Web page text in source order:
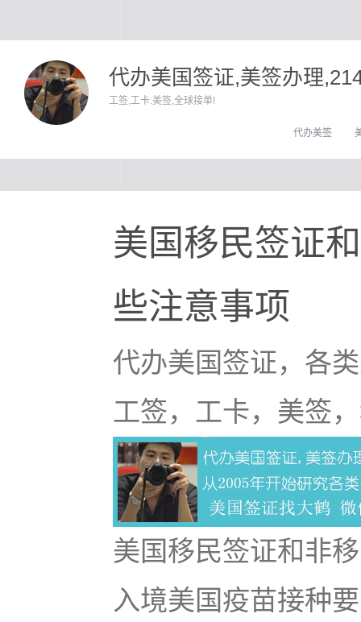
代办美国签证,美签办理
工签,工卡.美签,全球接单!
代办美签
美国移民签证
些注意事项
代办美国签证，各
工签，工卡，美签
美国移民签证和非
入境美国疫苗接种